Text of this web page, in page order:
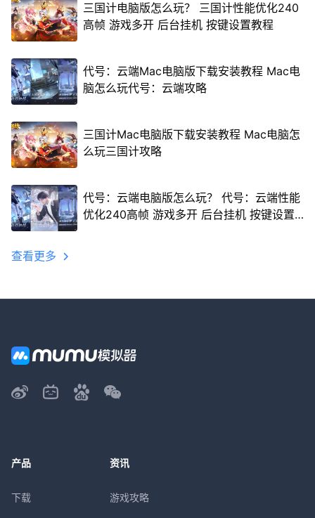
三国计电脑版怎么玩？ 三国计性能优化240
高帧 游戏多开 后台挂机 按键设置教程
代号：云端Mac电脑版下载安装教程 Mac电
脑怎么玩代号：云端攻略
三国计Mac电脑版下载安装教程 Mac电脑怎
么玩三国计攻略
代号：云端电脑版怎么玩？ 代号：云端性能
优化240高帧 游戏多开 后台挂机 按键设置
查看更多
产品
下载
资讯
游戏攻略